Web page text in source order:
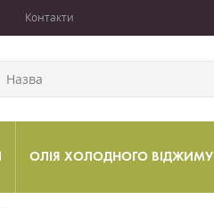
Контакти
ОЛІЯ ХОЛОДНОГО ВІДЖИМУ